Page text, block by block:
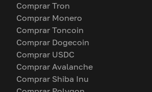
Comprar Tron
Comprar Monero
Comprar Toncoin
Comprar Dogecoin
Comprar USDC
Comprar Avalanche
Comprar Shiba Inu